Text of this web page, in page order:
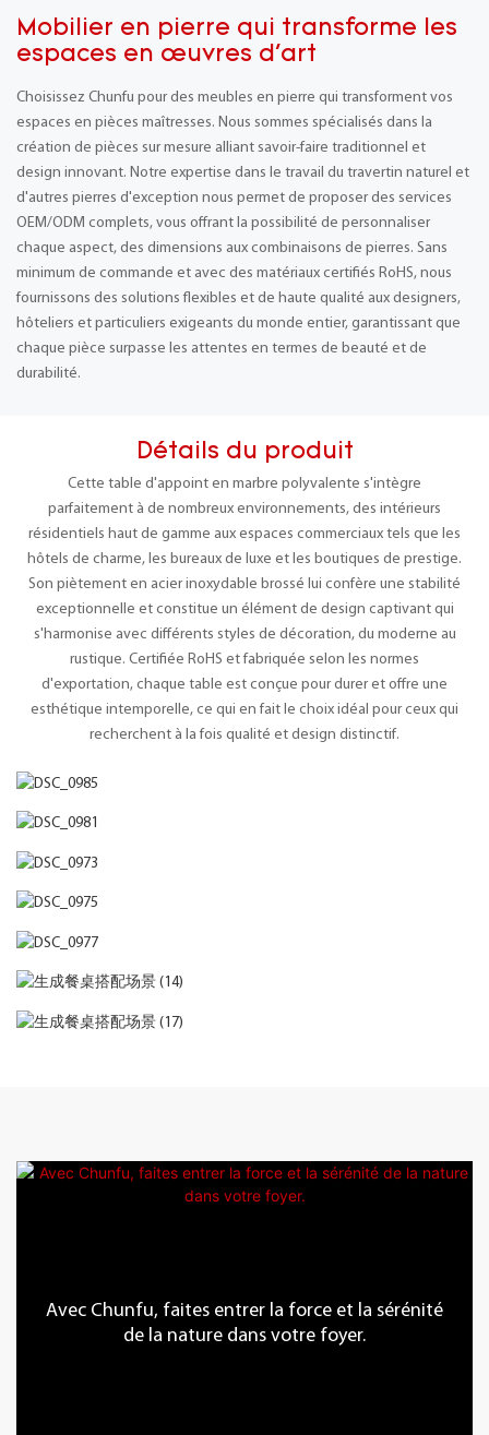
Mobilier en pierre qui transforme les
espaces en œuvres d'art
Choisissez Chunfu pour des meubles en pierre qui transforment vos
espaces en pièces maîtresses. Nous sommes spécialisés dans la
création de pièces sur mesure alliant savoir-faire traditionnel et
design innovant. Notre expertise dans le travail du travertin naturel et
d'autres pierres d'exception nous permet de proposer des services
OEM/ODM complets, vous offrant la possibilité de personnaliser
chaque aspect, des dimensions aux combinaisons de pierres. Sans
minimum de commande et avec des matériaux certifiés RoHS, nous
fournissons des solutions flexibles et de haute qualité aux designers,
hôteliers et particuliers exigeants du monde entier, garantissant que
chaque pièce surpasse les attentes en termes de beauté et de
durabilité.
Détails du produit
Cette table d'appoint en marbre polyvalente s'intègre
parfaitement à de nombreux environnements, des intérieurs
résidentiels haut de gamme aux espaces commerciaux tels que les
hôtels de charme, les bureaux de luxe et les boutiques de prestige.
Son piètement en acier inoxydable brossé lui confère une stabilité
exceptionnelle et constitue un élément de design captivant qui
s'harmonise avec différents styles de décoration, du moderne au
rustique. Certifiée RoHS et fabriquée selon les normes
d'exportation, chaque table est conçue pour durer et offre une
esthétique intemporelle, ce qui en fait le choix idéal pour ceux qui
recherchent à la fois qualité et design distinctif.
Avec Chunfu, faites entrer la force et la sérénité
de la nature dans votre foyer.